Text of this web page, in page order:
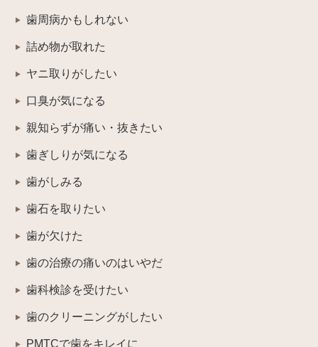
歯周病かもしれない
詰め物が取れた
ヤニ取りがしたい
口臭が気になる
親知らずが痛い・抜きたい
歯ぎしりが気になる
歯がしみる
歯石を取りたい
歯が欠けた
歯の治療の痛いのはいやだ
歯科検診を受けたい
歯のクリーニングがしたい
PMTCで歯をキレイに